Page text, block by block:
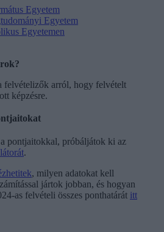
Egyetem
Egyetem
Egyetemen
felvételizők arról, hogy felvételt
képzésre.
pontjaitokkal, próbáljátok ki az
.
, milyen adatokat kell
jártok jobban, és hogyan
as felvételi összes ponthatárát itt